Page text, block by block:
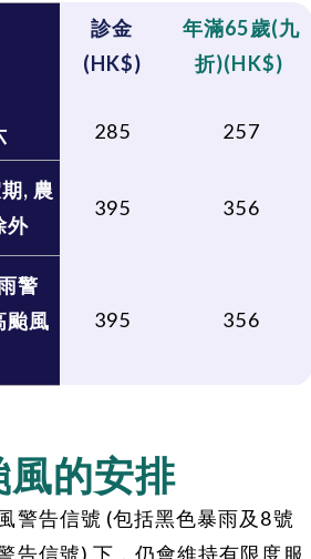
診金
(HK$)
年滿65歲(九
折)(HK$)
285 257
, 農
外
395 356
警
颱風
395 356
的安排
警告信號 (包括黑色暴雨及8號
告信號) 下，仍會維持有限度服